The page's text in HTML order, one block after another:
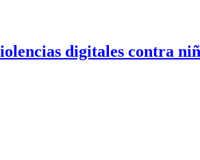
digitales contra